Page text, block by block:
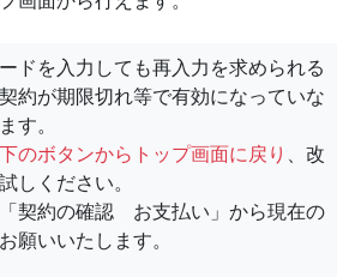
ドを入力しても再入力を求められる
約が期限切れ等で有効になっていな
す。
のボタンからトップ画面に戻り 、改
しください。
契約の確認 お支払い」から現在の
願いいたします。